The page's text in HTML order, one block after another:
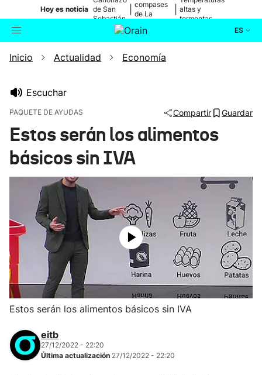
Hoy es noticia de San
Sebastián
compases
de La
altas y
tormentas
ES
Buscador Actualidad
Ikusmiran
Inicio Actualidad Economía
Escuchar
PAQUETE DE AYUDAS Compartir Guardar
Estos serán los alimentos
básicos sin IVA
Estos serán los alimentos básicos sin IVA
eitb
27/12/2022 - 22:20
Última actualización 27/12/2022 - 22:20